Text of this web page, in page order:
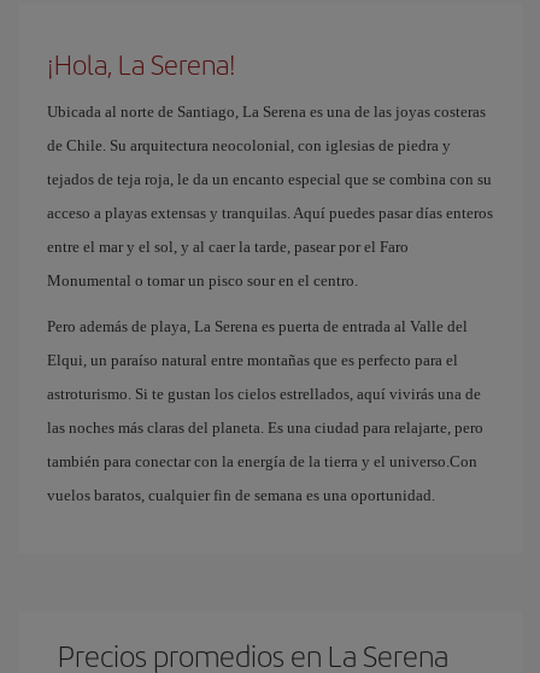
¡Hola, La Serena!
Ubicada al norte de Santiago, La Serena es una de las joyas costeras
de Chile. Su arquitectura neocolonial, con iglesias de piedra y
tejados de teja roja, le da un encanto especial que se combina con su
acceso a playas extensas y tranquilas. Aquí puedes pasar días enteros
entre el mar y el sol, y al caer la tarde, pasear por el Faro
Monumental o tomar un pisco sour en el centro.
Pero además de playa, La Serena es puerta de entrada al Valle del
Elqui, un paraíso natural entre montañas que es perfecto para el
astroturismo. Si te gustan los cielos estrellados, aquí vivirás una de
las noches más claras del planeta. Es una ciudad para relajarte, pero
también para conectar con la energía de la tierra y el universo.Con
vuelos baratos, cualquier fin de semana es una oportunidad.
Precios promedios en La Serena